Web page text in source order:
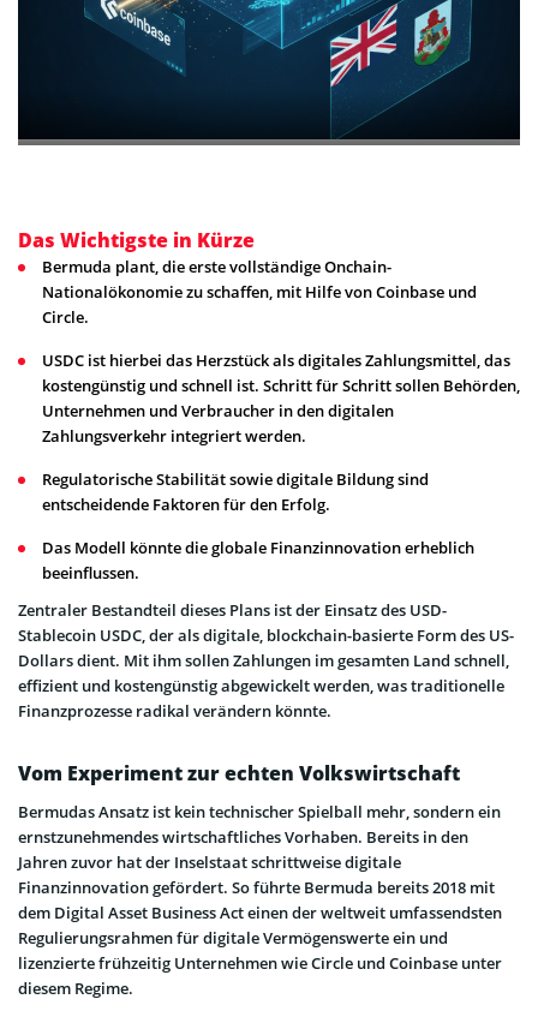
Das Wichtigste in Kürze
Bermuda plant, die erste vollständige Onchain-
Nationalökonomie zu schaffen, mit Hilfe von Coinbase und
Circle.
USDC ist hierbei das Herzstück als digitales Zahlungsmittel, das
kostengünstig und schnell ist. Schritt für Schritt sollen Behörden,
Unternehmen und Verbraucher in den digitalen
Zahlungsverkehr integriert werden.
Regulatorische Stabilität sowie digitale Bildung sind
entscheidende Faktoren für den Erfolg.
Das Modell könnte die globale Finanzinnovation erheblich
beeinflussen.
Zentraler Bestandteil dieses Plans ist der Einsatz des USD-
Stablecoin USDC, der als digitale, blockchain-basierte Form des US-
Dollars dient. Mit ihm sollen Zahlungen im gesamten Land schnell,
effizient und kostengünstig abgewickelt werden, was traditionelle
Finanzprozesse radikal verändern könnte.
Vom Experiment zur echten Volkswirtschaft
Bermudas Ansatz ist kein technischer Spielball mehr, sondern ein
ernstzunehmendes wirtschaftliches Vorhaben. Bereits in den
Jahren zuvor hat der Inselstaat schrittweise digitale
Finanzinnovation gefördert. So führte Bermuda bereits 2018 mit
dem Digital Asset Business Act einen der weltweit umfassendsten
Regulierungsrahmen für digitale Vermögenswerte ein und
lizenzierte frühzeitig Unternehmen wie Circle und Coinbase unter
diesem Regime.